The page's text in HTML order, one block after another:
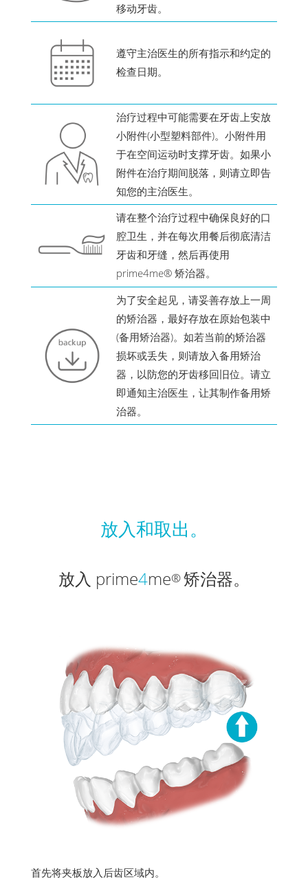
移动牙齿。
遵守主治医生的所有指示和约定的
检查日期。
治疗过程中可能需要在牙齿上安放
小附件(小型塑料部件)。小附件用
于在空间运动时支撑牙齿。如果小
附件在治疗期间脱落，则请立即告
知您的主治医生。
请在整个治疗过程中确保良好的口
腔卫生，并在每次用餐后彻底清洁
牙齿和牙缝，然后再使用
prime4me® 矫治器。
为了安全起见，请妥善存放上一周
的矫治器，最好存放在原始包装中
(备用矫治器)。如若当前的矫治器
损坏或丢失，则请放入备用矫治
器，以防您的牙齿移回旧位。请立
即通知主治医生，让其制作备用矫
治器。
放入和取出。
放入 prime4me®矫治器。
首先将夹板放入后齿区域内。